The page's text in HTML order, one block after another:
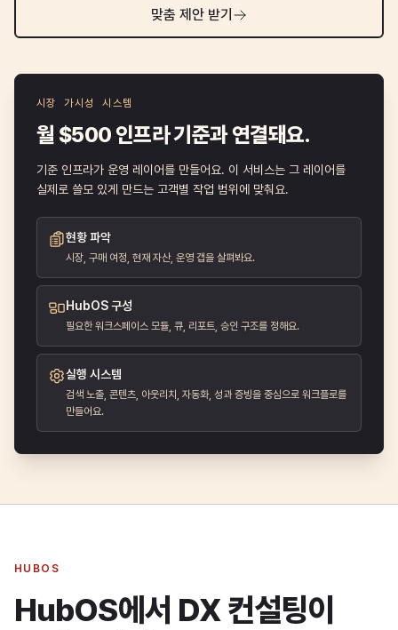
맞춤 제안 받기
시장 가시성 시스템
월 $500 인프라 기준과 연결돼요.
기준 인프라가 운영 레이어를 만들어요. 이 서비스는 그 레이어를
실제로 쓸모 있게 만드는 고객별 작업 범위에 맞춰요.
현황 파악
시장, 구매 여정, 현재 자산, 운영 갭을 살펴봐요.
HubOS 구성
필요한 워크스페이스 모듈, 큐, 리포트, 승인 구조를 정해요.
실행 시스템
검색 노출, 콘텐츠, 아웃리치, 자동화, 성과 증빙을 중심으로 워크플로를
만들어요.
HUBOS
HubOS에서 DX 컨설팅이